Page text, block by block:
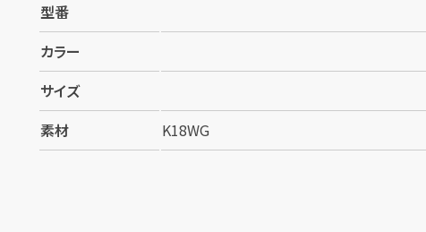
型番
カラー
サイズ
素材
K18WG